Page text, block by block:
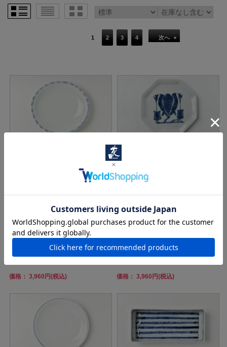
1 2 3 4 次へ
海野裕 2 モクレン八角プレー
ト
海野裕 長角皿 有平
価格： 3,960円(税込)
海野裕 長角皿 麦
価格： 3,960円(税込)